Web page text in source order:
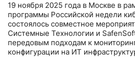
19 ноября 2025 года в Москве в
программы Российской недели
состоялось совместное
Системные Технологии и
передовым подходам к
конфигурации на ИТ